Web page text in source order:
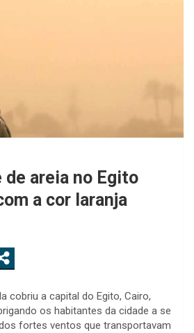
areia no Egito
a cor laranja
cobriu a capital do Egito, Cairo,
os habitantes da cidade a se
fortes ventos que transportavam